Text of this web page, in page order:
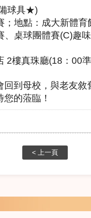
球具★)
；地點：成大新體育
、桌球團體賽(C)趣
2樓真珠廳(18：00
回到母校，與老友
的蒞臨！
< 上一頁